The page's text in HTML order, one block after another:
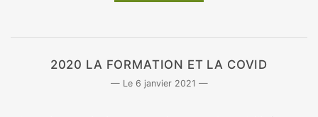
2020 LA FORMATION ET LA COVID
6 janvier 2021